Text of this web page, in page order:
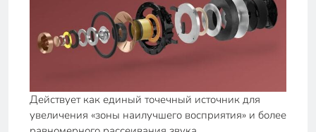
Действует как единый точечный источник для
увеличения «зоны наилучшего восприятия» и более